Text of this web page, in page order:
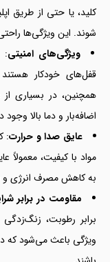
کلید، یا حتی از طریق
شوند. این ویژگی‌ها
ویژگی‌های امنیتی:
قفل‌های خودکار
همچنین، در بسیاری از
اضافه‌بار و دما بالا وجود
عایق صدا و حرارت:
مواد با کیفیت، معمولاً
به کاهش مصرف انرژی و
مقاومت در برابر
برابر رطوبت،
ویژگی باعث می‌شود که